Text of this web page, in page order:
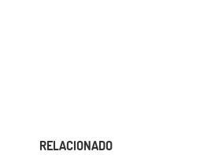
RELACIONADO